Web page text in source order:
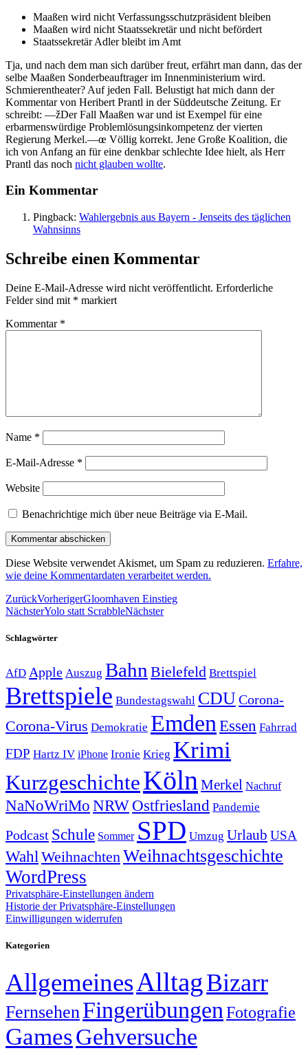
Maaßen wird nicht Verfassungsschutzpräsident bleiben
Maaßen wird nicht Staatssekretär und nicht befördert
Staatssekretär Adler bleibt im Amt
Tja, und nach dem man sich darüber freut, erfährt man dann, das der
selbe Maaßen Sonderbeauftrager im Innenministerium wird.
Schmierentheater? Auf jeden Fall. Belustigt hat mich dann der
Kommentar von Heribert Prantl in der Süddeutsche Zeitung. Er
schreibt: —žDer Fall Maaßen war und ist Exempel für eine
erbarmenswürdige Problemlösungsinkompetenz der vierten
Regierung Merkel.—œ Völlig korrekt. Jene Große Koalition, die
ich von Anfang an für eine denkbar schlechte Idee hielt, als Herr
Prantl das noch nicht glauben wollte.
Ein Kommentar
Pingback: Wahlergebnis aus Bayern - Jenseits des täglichen
Wahnsinns
Schreibe einen Kommentar
Deine E-Mail-Adresse wird nicht veröffentlicht. Erforderliche
Felder sind mit * markiert
Kommentar *
Name *
E-Mail-Adresse *
Website
Benachrichtige mich über neue Beiträge via E-Mail.
Diese Website verwendet Akismet, um Spam zu reduzieren. Erfahre,
wie deine Kommentardaten verarbeitet werden.
ZurückVorherigerGloomhaven Einstieg
NächsterYolo statt ScrabbleNächster
Schlagwörter
AfD Apple Auszug Bahn Bielefeld Brettspiel
Brettspiele Bundestagswahl CDUCorona-
Corona-Virus Demokratie Emden Essen Fahrrad
FDP Hartz IV iPhone Ironie Krieg Krimi
KurzgeschichteKölnMerkel Nachruf
NaNoWriMo NRWOstfriesland Pandemie
Podcast Schule Sommer SPD Umzug Urlaub USA
Wahl WeihnachtenWeihnachtsgeschichte
WordPress
Privatsphäre-Einstellungen ändern
Historie der Privatsphäre-Einstellungen
Einwilligungen widerrufen
Kategorien
AllgemeinesAlltagBizarr
FernsehenFingerübungenFotografie
GamesGehversuche